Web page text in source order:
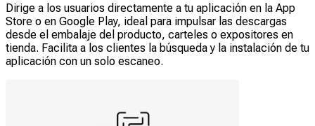
Dirige a los usuarios directamente a tu aplicación en la App
Store o en Google Play, ideal para impulsar las descargas
desde el embalaje del producto, carteles o expositores en
tienda. Facilita a los clientes la búsqueda y la instalación de tu
aplicación con un solo escaneo.